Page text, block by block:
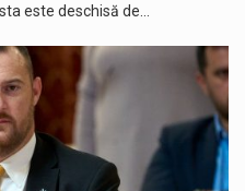
este deschisă de…